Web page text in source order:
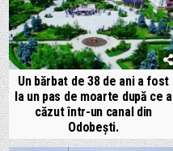
Un bărbat de 38 de ani a fost
la un pas de moarte după ce a
căzut într-un canal din
Odobești.